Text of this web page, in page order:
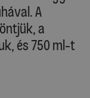
A
a
és 750 ml-t